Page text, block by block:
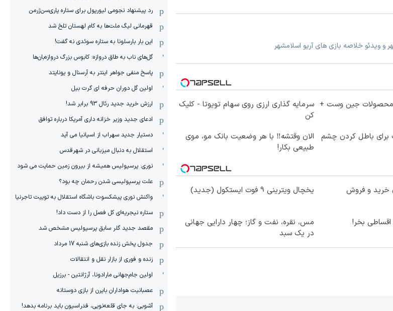
و ویدئو خلاصه بازی های آریو اسلامشهر
محصولات جین وست + سرمایه گذاری ارزی روی سهام تویوتا - کلیک
کن
برای باطل کردن چشم
الان وقتشه‼️ با هر وضعیت بانک مو، موی
طبیعی بکار!
خرید و فروش
یخچال ویترینی 9 فوت ایستکول (جدید)
بخر!
مس، نقره، نفت و گاز؛ چهار دارایی جهانی
در یک سبد
رد پیشنهاد نجومی لیورپول برای ستاره پاری‌سن‌ژرمن
قهرمانی لیگ ملت‌ها به کام لهستان تلخ شد
این بار بارسلونا به ستاره سوئدی نه گفت!
گل‌های ناب به طاق دروازه؛ کابوس بزرگ دروازه‌بان‌ها
پاسخ منفی جواهر اینتر به آرسنال و یونایتد
اولین گل دوران حرفه ای گرت بیل
ارزش خرید جدید رئال 93 برابر شد!
ادعای جدید وزیر خزانه داری آمریکا درباره توافق
دستیار جدید سهراب از اسپانیا می آید
استقلال به دنبال میزبانی در شهرقدس
نوری: پرسپولیس همیشه از بیرون زمین حمایت می شود
علت پرسپولیسی شدن رحمان چه بود؟
واکنش نوری پیشکسوت باشگاه استقلال به توییت تاجرنیا
ستاره نیجریه‌ای کل فصل را از دست داد!
مقصد جدید گلر سابق پرسپولیس مشخص شد
جدول پخش زنده بازی‌های شنبه 17 مرداد
زنده و فوری از بازار نقل و انتقالات
اولین جام‌جهانی مارادونا، آرژانتین - برزیل
عصبانیت هواداران بایرن از بازی دوستانه
آشوبی: به جای قلعه‌نویی، فدراسیون باید برنامه بدهد!